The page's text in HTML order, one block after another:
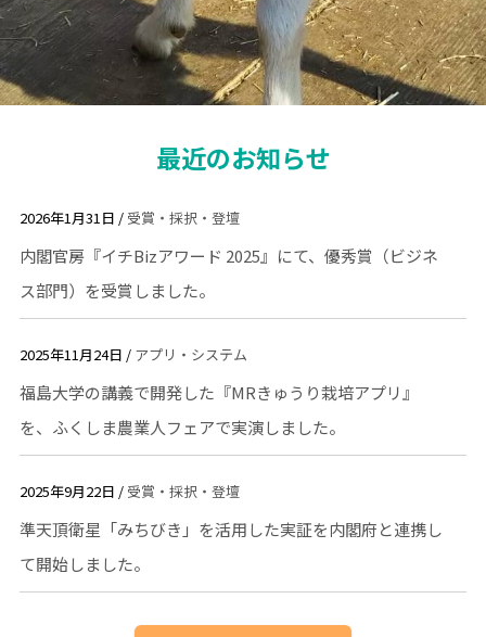
最近のお知らせ
2026年1月31日 / 受賞・採択・登壇
内閣官房『イチBizアワード 2025』にて、優秀賞（ビジネ
ス部門）を受賞しました。
2025年11月24日 / アプリ・システム
福島大学の講義で開発した『MRきゅうり栽培アプリ』
を、ふくしま農業人フェアで実演しました。
2025年9月22日 / 受賞・採択・登壇
準天頂衛星「みちびき」を活用した実証を内閣府と連携し
て開始しました。